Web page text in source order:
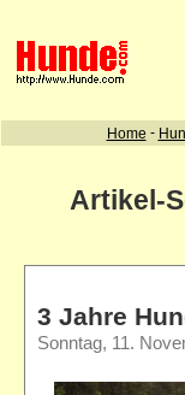
Artikel-
3 Jahre
Sonntag, 11.